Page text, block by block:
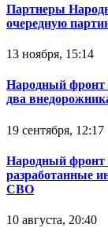
Партнеры
очередную
13 ноября, 15:14
Народный фронт
два
19 сентября, 12:17
Народный фронт
разработанные
СВО
10 августа, 20:40